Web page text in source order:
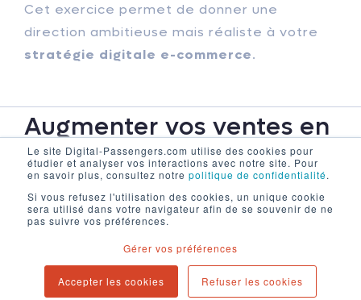
Le site Digital-Passengers.com utilise des cookies pour
étudier et analyser vos interactions avec notre site. Pour
en savoir plus, consultez notre politique de confidentialité.
Si vous refusez l'utilisation des cookies, un unique cookie
sera utilisé dans votre navigateur afin de se souvenir de ne
pas suivre vos préférences.
Gérer vos préférences
Accepter les cookies Refuser les cookies
Cet exercice permet de donner une
direction ambitieuse mais réaliste à votre
stratégie digitale e-commerce.
Augmenter vos ventes en
ligne
Notre équipe vous accompagne par ailleurs
vous ou avec vos équipes la gestion et le